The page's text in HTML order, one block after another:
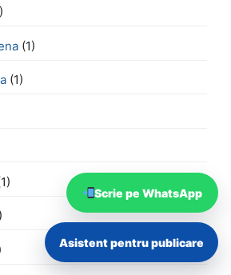
(1)
(1)
Scrie pe WhatsApp
Asistent pentru publicare